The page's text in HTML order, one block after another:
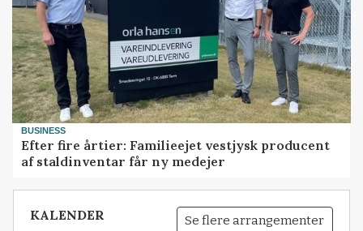
BUSINESS
Efter fire årtier: Familieejet vestjysk producent
af staldinventar får ny medejer
KALENDER Se flere arrangementer